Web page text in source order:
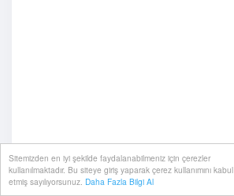
Sitemizden en iyi şekilde faydalanabilmeniz için çerezler
kullanılmaktadır. Bu siteye giriş yaparak çerez kullanımını kabul
etmiş sayılıyorsunuz. Daha Fazla Bilgi Al